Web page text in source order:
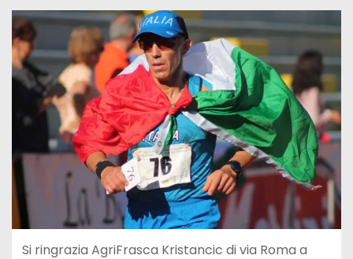
Si ringrazia AgriFrasca Kristancic di via Roma a